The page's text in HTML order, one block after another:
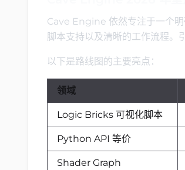
Cave Engine 依然专注于一个
脚本支持以及清晰的工作流程
以下是路线图的主要亮点：
领域
Logic Bricks 可视化脚本
Python API 等价
Shader Graph